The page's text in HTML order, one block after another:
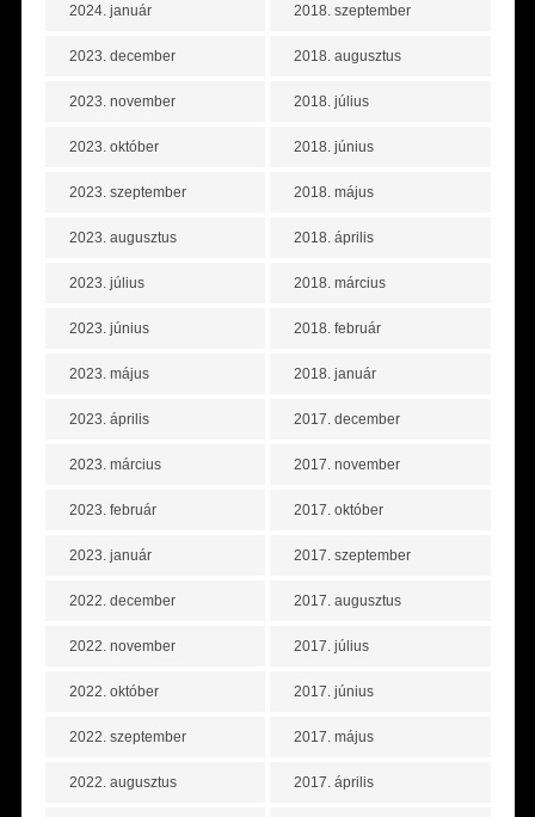
2024. január
2023. december
2023. november
2023. október
2023. szeptember
2023. augusztus
2023. július
2023. június
2023. május
2023. április
2023. március
2023. február
2023. január
2022. december
2022. november
2022. október
2022. szeptember
2022. augusztus
2018. szeptember
2018. augusztus
2018. július
2018. június
2018. május
2018. április
2018. március
2018. február
2018. január
2017. december
2017. november
2017. október
2017. szeptember
2017. augusztus
2017. július
2017. június
2017. május
2017. április